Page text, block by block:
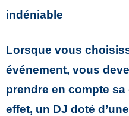
indéniable
Lorsque vous
événement, vous
prendre en compte
effet, un DJ doté